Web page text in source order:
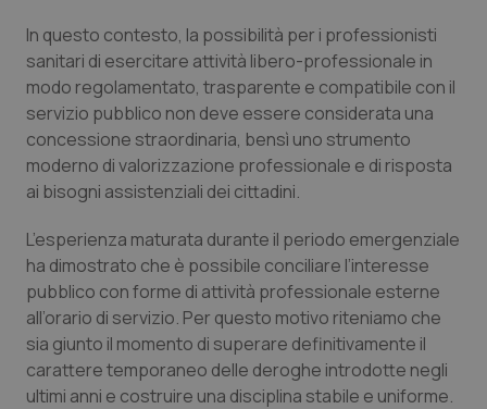
Piemonte
Provincia Autonoma di Bolzano
Provincia Autonoma di Trento
Puglia
Sardegna
Sicilia
Toscana
HIV
Infezioni & Febbre
Ipertensione & Scompenso
Malattie rare
Malattia di Crohn & Rettocolite Ulcerosa
Neuroscienze & patologie neurodegenerative
Obesità
In questo contesto, la possibilità per i professionisti
sanitari di esercitare attività libero-professionale in
modo regolamentato, trasparente e compatibile con il
servizio pubblico non deve essere considerata una
concessione straordinaria, bensì uno strumento
moderno di valorizzazione professionale e di risposta
ai bisogni assistenziali dei cittadini.
L’esperienza maturata durante il periodo emergenziale
ha dimostrato che è possibile conciliare l’interesse
pubblico con forme di attività professionale esterne
all’orario di servizio. Per questo motivo riteniamo che
sia giunto il momento di superare definitivamente il
carattere temporaneo delle deroghe introdotte negli
ultimi anni e costruire una disciplina stabile e uniforme.